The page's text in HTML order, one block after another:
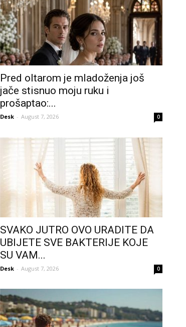
Pred oltarom je mladoženja još
jače stisnuo moju ruku i
prošaptao:...
Desk - August 7, 2026 0
SVAKO JUTRO OVO URADITE DA
UBIJETE SVE BAKTERIJE KOJE
SU VAM...
Desk - August 7, 2026 0